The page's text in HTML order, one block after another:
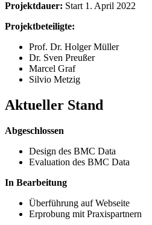
Projektdauer: Start 1. April 2022
Projektbeteiligte:
Prof. Dr. Holger Müller
Dr. Sven Preußer
Marcel Graf
Silvio Metzig
Aktueller Stand
Abgeschlossen
Design des BMC Data
Evaluation des BMC Data
In Bearbeitung
Überführung auf Webseite
Erprobung mit Praxispartnern